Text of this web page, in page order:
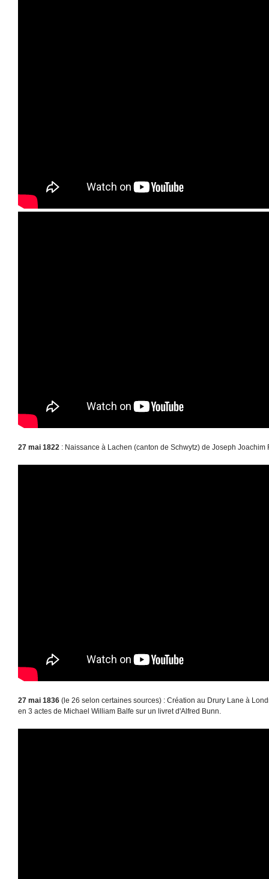
27 mai 1822 : Naissance à Lachen (canton de Schwytz) de Joseph
27 mai 1836 (le 26 selon certaines sources) : Création au Drury Lane à
en 3 actes de Michael William Balfe sur un livret d'Alfred Bunn.